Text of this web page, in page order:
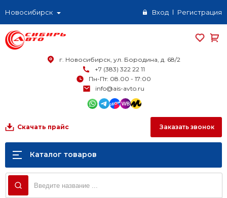
Новосибирск Вход Регистрация
г. Новосибирск, ул. Бородина, д. 68/2
+7 (383) 322 22 11
Пн-Пт: 08.00 - 17:00
info@ais-avto.ru
Заказать звонок
Скачать прайс
Каталог товаров